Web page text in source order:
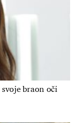
braon oči